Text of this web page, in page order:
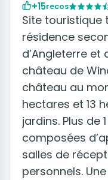
+15recos
Site touristique
résidence
d’Angleterre et
château de
château au
hectares et 13
jardins. Plus de
composées
salles de
personnels.